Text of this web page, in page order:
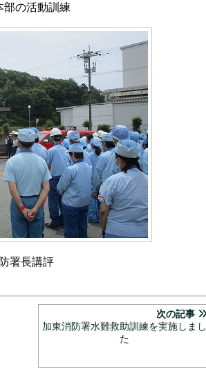
部の活動訓練
署長講評
次の記事
加東消防署水難救助訓練を実施しまし
た